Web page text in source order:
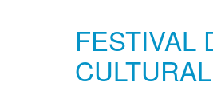
FESTIVAL